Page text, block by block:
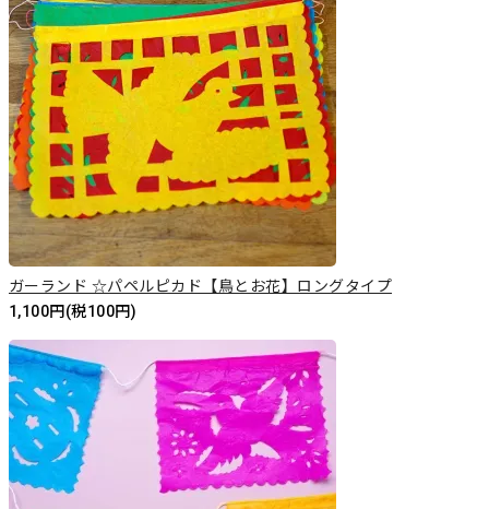
ガーランド ☆パペルピカド【鳥とお花】ロングタイプ
1,100円(税100円)